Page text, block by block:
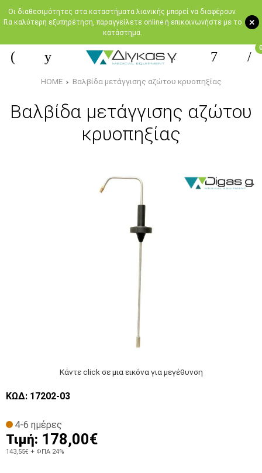
+
Oι διαθεσιμότητες στα καταστήματα λιανικής μπορεί να διαφέρουν.
Για καλύτερη εξυπηρέτηση, παραγγείλετε online ή επικοινωνήστε με το
κατάστημα.
0
HOME Βαλβίδα μετάγγισης αζώτου κρυοπηξίας
Βαλβίδα μετάγγισης αζώτου
κρυοπηξίας
Κάντε click σε μια εικόνα για μεγέθυνση
ΚΩΔ: 17202-03
4-6 ημέρες
Τιμή: 178,00€
143,55€ + ΦΠΑ 24%